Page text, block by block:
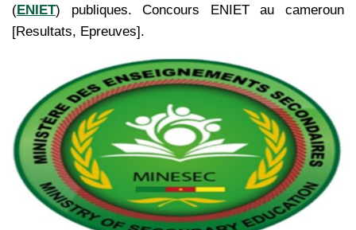
(ENIET) publiques. Concours ENIET au cameroun
[Resultats, Epreuves].